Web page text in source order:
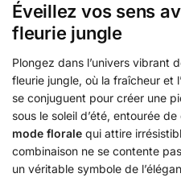
Éveillez vos sens
fleurie jungle
Plongez dans l’univers vibrant
fleurie jungle, où la fraîcheur et
se conjuguent pour créer une
sous le soleil d’été, entourée
mode florale qui attire
combinaison ne se contente
un véritable symbole de